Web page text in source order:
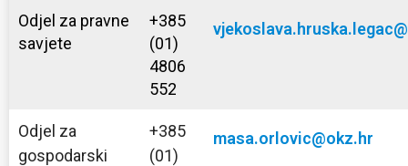
Odjel za pravne
savjete
+385
(01)
4806
552
Odjel za
gospodarski
+385
(01)
masa.orlovic@okz.hr